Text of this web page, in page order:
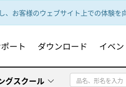
お客様のウェブサイト上での体験を
ート ダウンロード イベ
グスクール